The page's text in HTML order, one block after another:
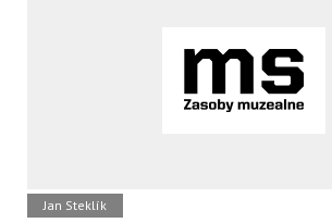
Jan Steklík